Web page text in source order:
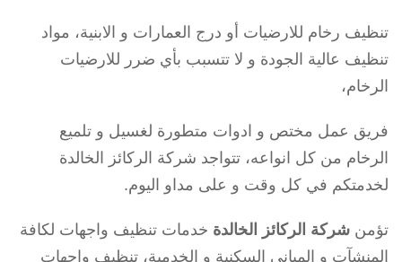
تنظيف رخام للارضيات أو درج العمارات و الابنية، مواد
تنظيف عالية الجودة و لا تتسبب بأي ضرر للارضيات
الرخام،
فريق عمل مختص و ادوات متطورة لغسيل و تلميع
الرخام من كل انواعه، تتواجد شركة الركائز الخالدة
لخدمتكم في كل وقت و على مداو اليوم.
تؤمن شركة الركائز الخالدة خدمات تنظيف واجهات لكافة
المنشآت و المباني السكنية و الخدمية، تنظيف واجهات